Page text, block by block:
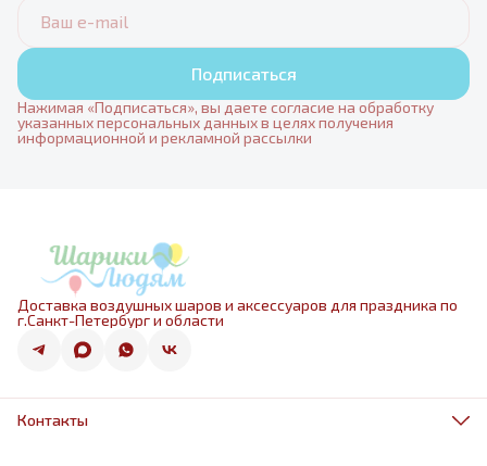
Подписаться
Нажимая «Подписаться», вы даете согласие на обработку
указанных персональных данных в целях получения
информационной и рекламной рассылки
Доставка воздушных шаров и аксессуаров для праздника по
г.Санкт-Петербург и области
Контакты